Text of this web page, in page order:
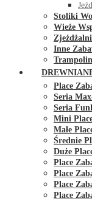
Stoliki
Wieże
Inne
Place
Seria
Seria
Mini
Małe
Średnie
Duże
Place
Place
Place
Place